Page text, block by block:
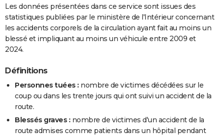
Les données présentées dans ce service sont issues des
statistiques publiées par le ministère de l'Intérieur concernant
les accidents corporels de la circulation ayant fait au moins un
blessé et impliquant au moins un véhicule entre 2009 et
2024.
Définitions
Personnes tuées : nombre de victimes décédées sur le
coup ou dans les trente jours qui ont suivi un accident de la
route.
Blessés graves : nombre de victimes d'un accident de la
route admises comme patients dans un hôpital pendant